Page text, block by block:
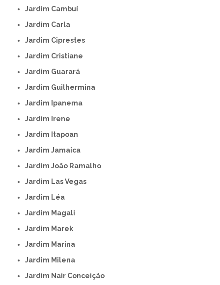
Jardim Cambuí
Jardim Carla
Jardim Ciprestes
Jardim Cristiane
Jardim Guarará
Jardim Guilhermina
Jardim Ipanema
Jardim Irene
Jardim Itapoan
Jardim Jamaica
Jardim João Ramalho
Jardim Las Vegas
Jardim Léa
Jardim Magali
Jardim Marek
Jardim Marina
Jardim Milena
Jardim Nair Conceição